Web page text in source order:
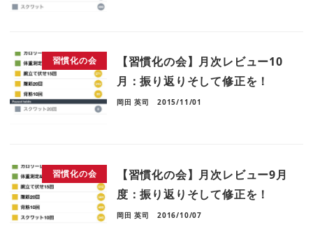
習慣化の会
【習慣化の会】月次レビュー10
月：振り返りそして修正を！
岡田 英司 2015/11/01
習慣化の会
【習慣化の会】月次レビュー9月
度：振り返りそして修正を！
岡田 英司 2016/10/07